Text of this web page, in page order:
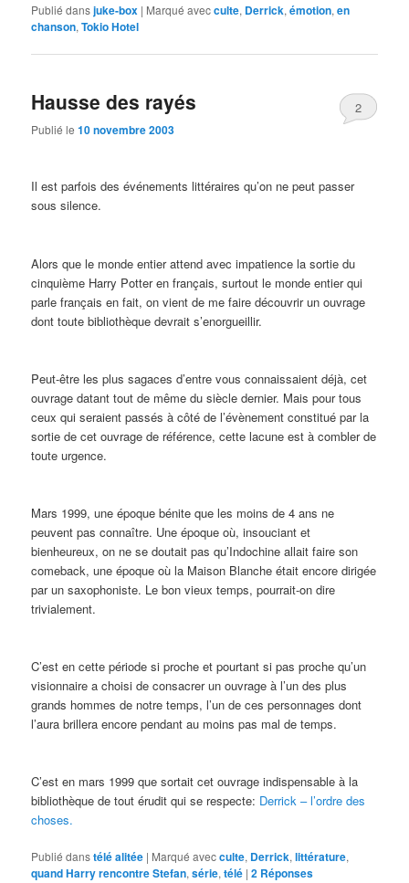
Publié dansjuke-box | Marqué avecculte, Derrick,émotion,en
chanson,Tokio Hotel
Hausse des rayés
Publié le10 novembre 2003
2
Il est parfois des événements littéraires qu’on ne peut passer
sous silence.
Alors que le monde entier attend avec impatience la sortie du
cinquième Harry Potter en français, surtout le monde entier qui
parle français en fait, on vient de me faire découvrir un ouvrage
dont toute bibliothèque devrait s’enorgueillir.
Peut-être les plus sagaces d’entre vous connaissaient déjà, cet
ouvrage datant tout de même du siècle dernier. Mais pour tous
ceux qui seraient passés à côté de l’évènement constitué par la
sortie de cet ouvrage de référence, cette lacune est à combler de
toute urgence.
Mars 1999, une époque bénite que les moins de 4 ans ne
peuvent pas connaître. Une époque où, insouciant et
bienheureux, on ne se doutait pas qu’Indochine allait faire son
comeback, une époque où la Maison Blanche était encore dirigée
par un saxophoniste. Le bon vieux temps, pourrait-on dire
trivialement.
C’est en cette période si proche et pourtant si pas proche qu’un
visionnaire a choisi de consacrer un ouvrage à l’un des plus
grands hommes de notre temps, l’un de ces personnages dont
l’aura brillera encore pendant au moins pas mal de temps.
C’est en mars 1999 que sortait cet ouvrage indispensable à la
bibliothèque de tout érudit qui se respecte: Derrick – l’ordre des
choses.
Publié danstélé alitée | Marqué avecculte, Derrick,littérature,
quand Harry rencontre Stefan,série,télé |2 Réponses